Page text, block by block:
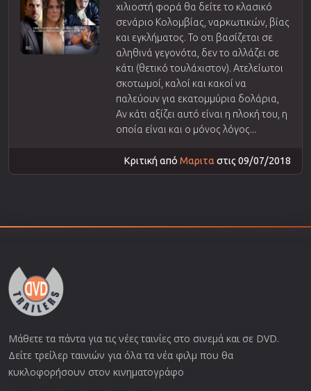
χιλιοστή φορά θα δείτε το κλασικό
σενάριο Κολομβίας, ναρκωτικών, βίας
και εγκλήματος. Το οτι βασίζεται σε
αληθινά γεγονότα, δεν το αλλάζει σε
κάτι (θετικό τουλάχιστον). Ατελείωτοι
σκοτωμοί, καλοί και κακοί να
παλεύουν για εκατομμύρια δολάρια,
Αν κάτι αξίζει αυτό είναι η πλοκή του, η
οποία είναι και ο μόνος λόγος...
Κριτική από Μαριτα στις 09/07/2018
Μάθετε τα πάντα για τις νέες ταινίες στο σινεμά και σε DVD.
Δείτε τρείλερ ταινιών για όλα τα νέα φιλμ που θα
κυκλοφορήσουν στον κινηματογράφο